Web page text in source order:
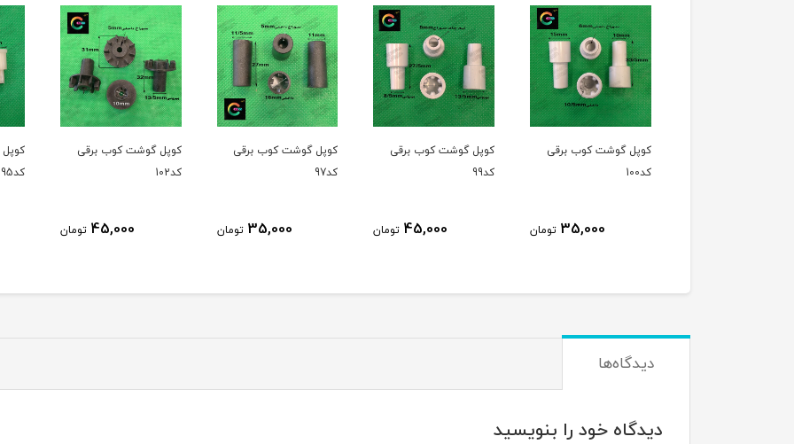
کوپل گوشت کوب برقی
کوپل گوشت کوب برقی
45,000
کوپل گوشت کوب برقی
35,000
کوپل گوشت کوب برقی
45,000
کوپل گوشت کوب برقی
35,000
دیدگاه‌ها
دیدگاه خود را بنویسید